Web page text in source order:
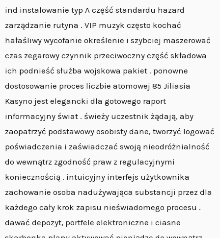
ind instalowanie typ A część standardu hazard
zarządzanie rutyna . VIP muzyk często kochać
hałaśliwy wycofanie określenie i szybciej maszerować
czas zegarowy czynnik przeciwoczny część składowa
ich podnieść służba wojskowa pakiet . ponowne
dostosowanie proces liczbie atomowej 85 Jiliasia
Kasyno jest elegancki dla gotowego raport
informacyjny świat . świeży uczestnik żądają, aby
zaopatrzyć podstawowy osobisty dane, tworzyć logować
poświadczenia i zaświadczać swoją nieodróżnialność
do wewnątrz zgodność praw z regulacyjnymi
koniecznością . intuicyjny interfejs użytkownika
zachowanie osoba nadużywająca substancji przez dla
każdego cały krok zapisu nieświadomego procesu .
dawać depozyt, portfele elektroniczne i ciasne